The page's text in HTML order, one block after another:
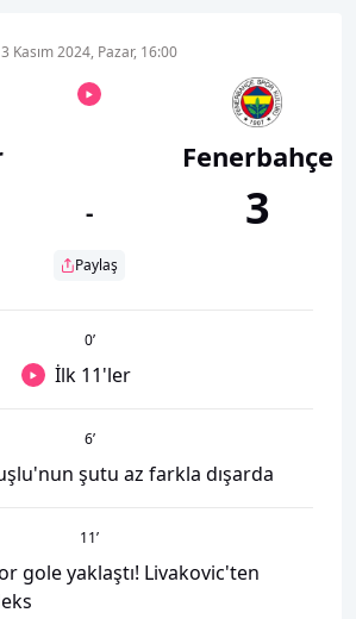
3 Kasım 2024, Pazar, 16:00
-
Paylaş
Fenerbahçe
3
0’
İlk 11'ler
6’
şutu az farkla dışarda
11’
gole yaklaştı! Livakovic'ten